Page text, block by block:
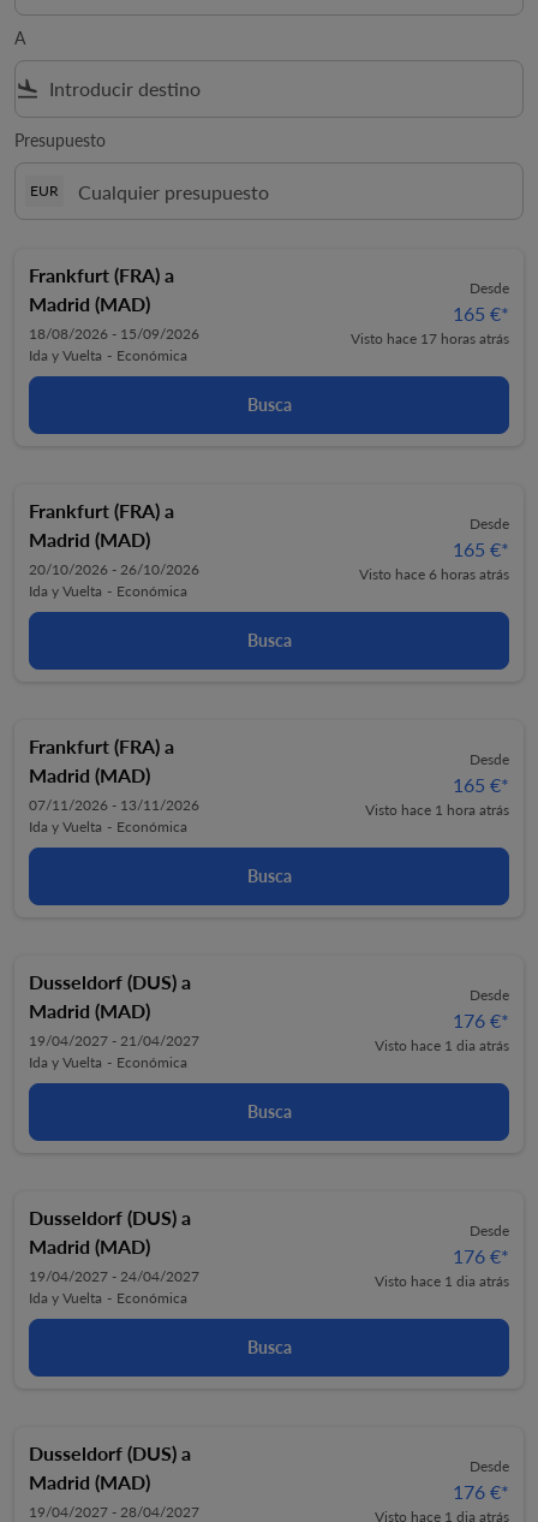
A
flight_land
Presupuesto
EUR
Frankfurt (FRA) a
Madrid (MAD)
18/08/2026 - 15/09/2026
Ida y Vuelta - Económica
Desde
165 €*
Visto hace 17 horas atrás
Busca
Frankfurt (FRA) a
Madrid (MAD)
20/10/2026 - 26/10/2026
Ida y Vuelta - Económica
Desde
165 €*
Visto hace 6 horas atrás
Busca
Frankfurt (FRA) a
Madrid (MAD)
07/11/2026 - 13/11/2026
Ida y Vuelta - Económica
Desde
165 €*
Visto hace 1 hora atrás
Busca
Dusseldorf (DUS) a
Madrid (MAD)
19/04/2027 - 21/04/2027
Ida y Vuelta - Económica
Desde
176 €*
Visto hace 1 dia atrás
Busca
Dusseldorf (DUS) a
Madrid (MAD)
19/04/2027 - 24/04/2027
Ida y Vuelta - Económica
Desde
176 €*
Visto hace 1 dia atrás
Busca
Dusseldorf (DUS) a
Madrid (MAD)
19/04/2027 - 28/04/2027
Desde
176 €*
Visto hace 1 dia atrás